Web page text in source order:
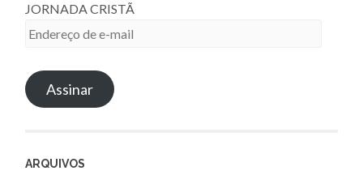
JORNADA CRISTÃ
Endereço
e-
mailAssinar
ARQUIVOS